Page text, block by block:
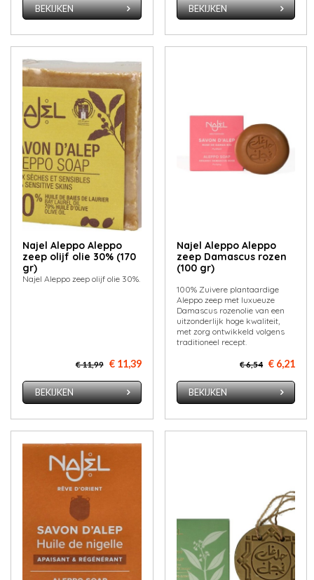
BEKIJKEN BEKIJKEN
Najel Aleppo Aleppo
zeep olijf olie 30% (170
gr)
Najel Aleppo zeep olijf olie 30%.
€ 11,99 € 11,39
BEKIJKEN
Najel Aleppo Aleppo
zeep Damascus rozen
(100 gr)
100% Zuivere plantaardige
Aleppo zeep met luxueuze
Damascus rozenolie van een
uitzonderlijk hoge kwaliteit,
met zorg ontwikkeld volgens
traditioneel recept.
€ 6,54 € 6,21
BEKIJKEN